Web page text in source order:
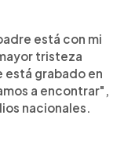
está con mi
tristeza
está grabado en
a encontrar",
nacionales.